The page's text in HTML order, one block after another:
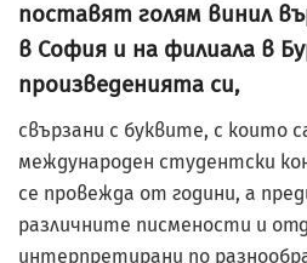
поставят голям винил
в София и на филиала в
произведенията си,
свързани с буквите, с които
международен студентски
се провежда от години, а
различните писмености и
интерпретирани по